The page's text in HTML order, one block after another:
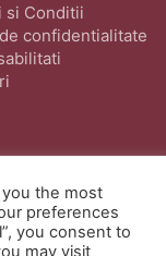
si Conditii
confidentialitate
the most
preferences
you consent to
may visit